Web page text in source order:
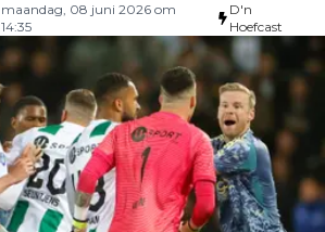
maandag, 08 juni 2026 om
14:35
D'n
Hoefcast